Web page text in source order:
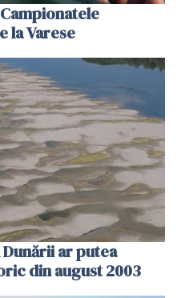
la Varese
ar putea
din august 2003